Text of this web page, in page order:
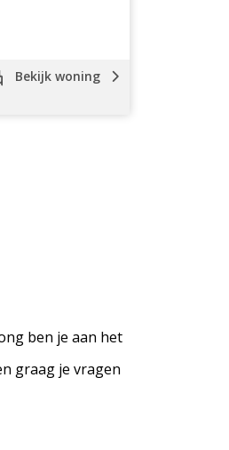
Bekijk woning
ben je aan het
graag je vragen